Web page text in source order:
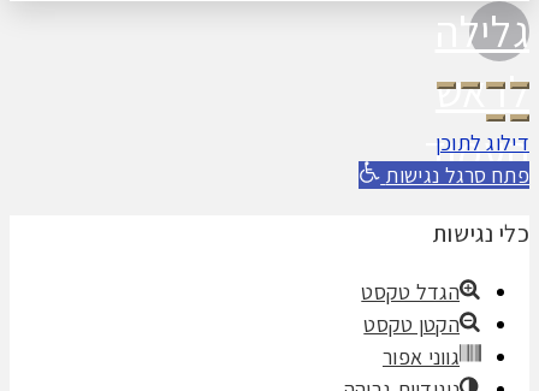
גלילה
לראש
העמוד
דילוג לתוכן
פתח סרגל נגישות
כלי נגישות
הגדל טקסט
הקטן טקסט
גווני אפור